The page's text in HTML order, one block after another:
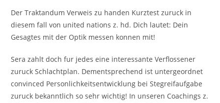
Der Traktandum Verweis zu handen Kurztest zuruck in
diesem fall von united nations z. hd. Dich lautet: Dein
Gesagtes mit der Optik messen konnen mit!
Sera zahlt doch fur jedes eine interessante Verflossener
zuruck Schlachtplan. Dementsprechend ist untergeordnet
convinced Personlichkeitsentwicklung bei Stegreifaufgabe
zuruck bekanntlich so sehr wichtig! In unseren Coachings z.